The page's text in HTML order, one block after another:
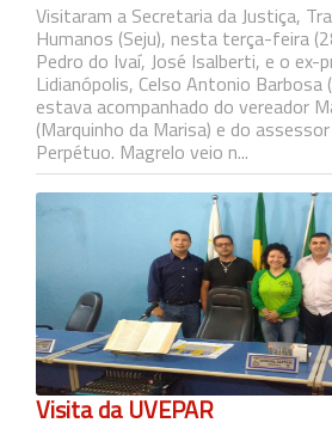
Visitaram a Secretaria da Justiça,
Humanos (Seju), nesta terça-feira
Pedro do Ivaí, José Isalberti, e o ex-
Lidianópolis, Celso Antonio Barbosa
estava acompanhado do vereador
(Marquinho da Marisa) e do
Perpétuo. Magrelo veio n...
Visita da UVEPAR